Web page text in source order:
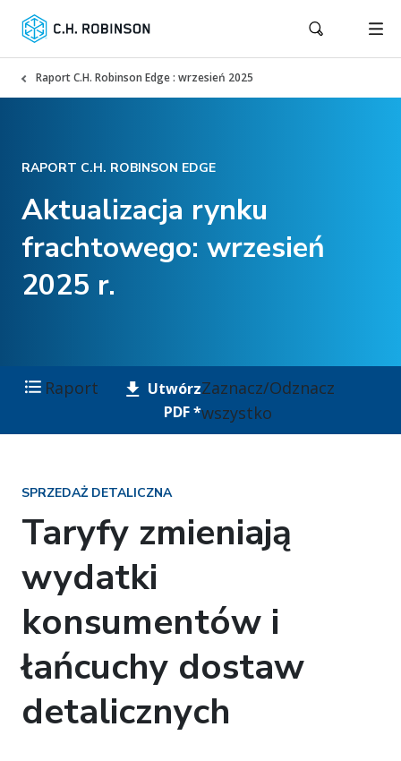
Raport C.H. Robinson Edge : wrzesień 2025
RAPORT C.H. ROBINSON EDGE
Aktualizacja rynku
frachtowego: wrzesień
2025 r.
Raport
Utwórz
PDF *
Zaznacz/Odznacz
wszystko
SPRZEDAŻ DETALICZNA
Taryfy zmieniają
wydatki
konsumentów i
łańcuchy dostaw
detalicznych